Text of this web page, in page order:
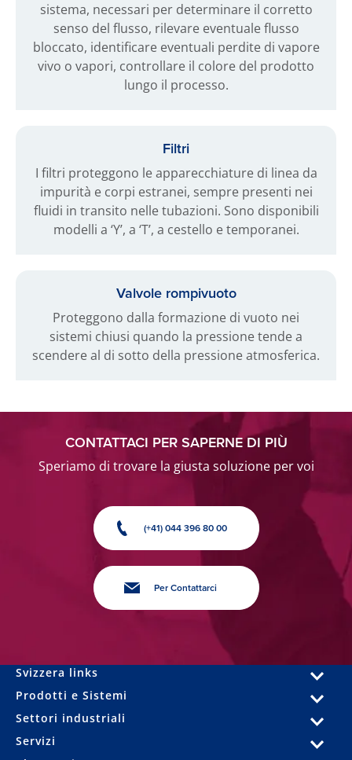
sistema, necessari per determinare il corretto
senso del flusso, rilevare eventuale flusso
bloccato, identificare eventuali perdite di vapore
vivo o vapori, controllare il colore del prodotto
lungo il processo.
Filtri
I filtri proteggono le apparecchiature di linea da
impurità e corpi estranei, sempre presenti nei
fluidi in transito nelle tubazioni. Sono disponibili
modelli a ‘Y’, a ‘T’, a cestello e temporanei.
Valvole rompivuoto
Proteggono dalla formazione di vuoto nei
sistemi chiusi quando la pressione tende a
scendere al di sotto della pressione atmosferica.
CONTATTACI PER SAPERNE DI PIÙ
Speriamo di trovare la giusta soluzione per voi
(+41) 044 396 80 00
Per Contattarci
Svizzera links
Prodotti e Sistemi
Settori industriali
Servizi